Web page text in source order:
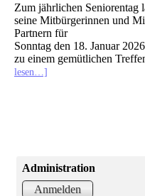
Zum jährlichen Seniorentag
seine Mitbürgerinnen und
Partnern für
Sonntag den 18. Januar
zu einem gemütlichen
lesen…]
Administration
Anmelden